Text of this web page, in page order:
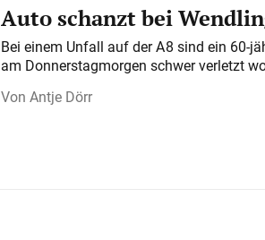
Auto schanzt bei
Bei einem Unfall auf der A 8 sind ein 60-
am Donnerstagmorgen schwer verletzt
Antje Dörr